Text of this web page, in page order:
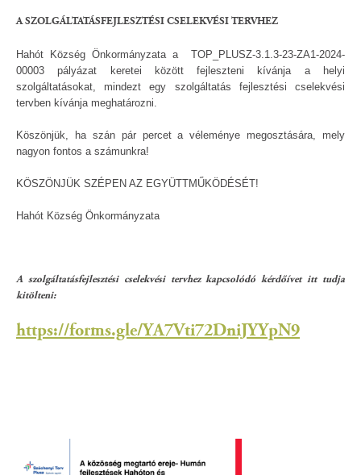
A SZOLGÁLTATÁSFEJLESZTÉSI CSELEKVÉSI TERVHEZ
Hahót Község Önkormányzata a TOP_PLUSZ-3.1.3-23-ZA1-2024-
00003 pályázat keretei között fejleszteni kívánja a helyi
szolgáltatásokat, mindezt egy szolgáltatás fejlesztési cselekvési
tervben kívánja meghatározni.
Köszönjük, ha szán pár percet a véleménye megosztására, mely
nagyon fontos a számunkra!
KÖSZÖNJÜK SZÉPEN AZ EGYÜTTMŰKÖDÉSÉT!
Hahót Község Önkormányzata
A szolgáltatásfejlesztési cselekvési tervhez kapcsolódó kérdőívet itt tudja
kitölteni:
https://forms.gle/YA7Vti72DniJYYpN9